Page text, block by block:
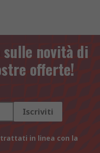
novità di
offerte!
Iscriviti
in linea con la